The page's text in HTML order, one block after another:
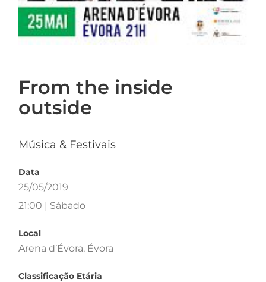
From the inside
outside
Música & Festivais
Data
25/05/2019
21:00 | Sábado
Local
Arena d’Évora, Évora
Classificação Etária